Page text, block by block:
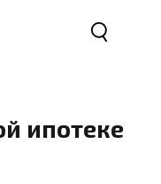
ипотеке